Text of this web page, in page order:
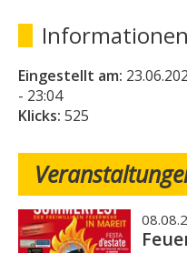
Eingestellt am:
- 23:04
Klicks: 525